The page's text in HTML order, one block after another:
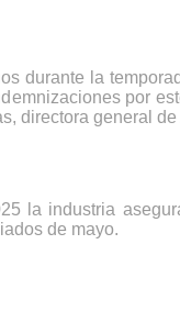
durante la
por
directora general de
la industria
de mayo.